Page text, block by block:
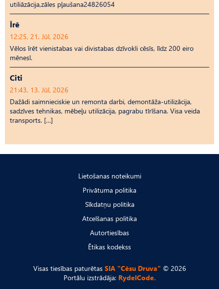
utiliāzācija,zāles pļaušana24826054
Īrē
12:25, 21. Jūl, 2026
Vēlos īrēt vienistabas vai divistabas dzīvokli cēsīs, līdz 200 eiro
mēnesī.
Citi
21:43, 13. Jūl, 2026
Dažādi saimnieciskie un remonta darbi, demontāža-utilizācija,
sadzīves tehnikas, mēbeļu utilizācija, pagrabu tīrīšana. Visa veida
transports. […]
Lietošanas noteikumi
Privātuma politika
Sīkdatņu politika
Atcelšanas politika
Autortiesības
Ētikas kodekss
Visas tiesības paturētas SIA "Cēsu Druva" © 2026
Portālu izstrādāja: RydelCode.